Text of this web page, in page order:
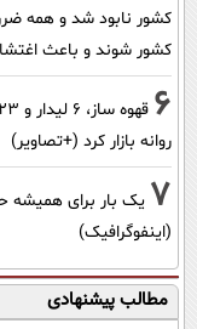
کشور نابود شد و همه
کشور شوند و باعث
6
روانه بازار کرد (+تصاویر)
7 یک بار برای همیشه
(اینفوگرافیک)
مطالب پیشنهادی